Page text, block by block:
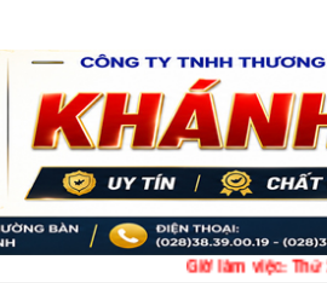
Giờ làm việc: Thứ